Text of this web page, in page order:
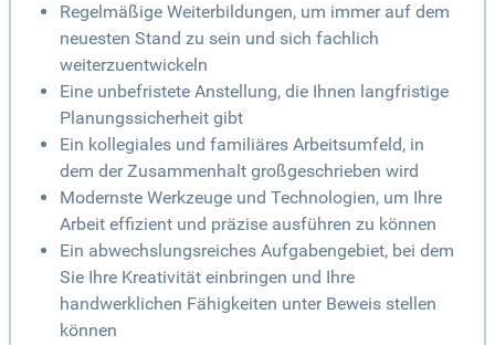
Regelmäßige Weiterbildungen, um immer auf dem
neuesten Stand zu sein und sich fachlich
weiterzuentwickeln
Eine unbefristete Anstellung, die Ihnen langfristige
Planungssicherheit gibt
Ein kollegiales und familiäres Arbeitsumfeld, in
dem der Zusammenhalt großgeschrieben wird
Modernste Werkzeuge und Technologien, um Ihre
Arbeit effizient und präzise ausführen zu können
Ein abwechslungsreiches Aufgabengebiet, bei dem
Sie Ihre Kreativität einbringen und Ihre
handwerklichen Fähigkeiten unter Beweis stellen
können